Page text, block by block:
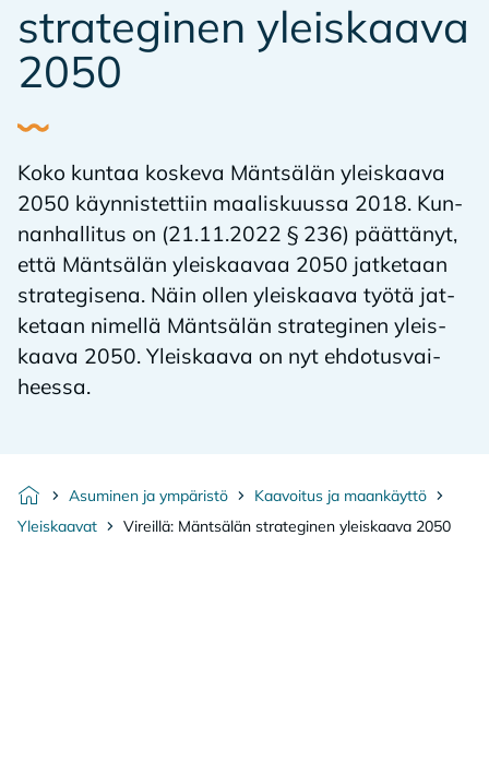
stra­te­gi­nen yleis­kaa­va
2050
Koko kun­taa kos­ke­va Mänt­sä­län yleis­kaa­va
2050 käyn­nis­tet­tiin maa­lis­kuus­sa 2018. Kun­
nan­hal­li­tus on (21.11.2022 § 236) päät­tä­nyt,
että Mänt­sä­län yleis­kaa­vaa 2050 jat­ke­taan
stra­te­gi­se­na. Näin ol­len yleis­kaa­va työ­tä jat­
ke­taan ni­mel­lä Mänt­sä­län stra­te­gi­nen yleis­
kaa­va 2050. Yleis­kaa­va on nyt eh­do­tus­vai­
hees­sa.
Etusivu
Asuminen ja ympäristö
Kaavoitus ja maankäyttö
Yleiskaavat
Vireillä: Mäntsälän strateginen yleiskaava 2050